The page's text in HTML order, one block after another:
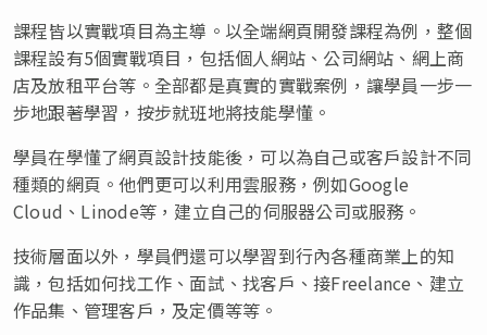
課程皆以實戰項目為主導。以全端網頁開發課程為例，整個
課程設有5個實戰項目，包括個人網站、公司網站、網上商
店及放租平台等。全部都是真實的實戰案例，讓學員一步一
步地跟著學習，按步就班地將技能學懂。
學員在學懂了網頁設計技能後，可以為自己或客戶設計不同
種類的網頁。他們更可以利用雲服務，例如Google
Cloud 、 Linode等，建立自己的伺服器公司或服務。
技術層面以外，學員們還可以學習到行內各種商業上的知
識，包括如何找工作、面試、找客戶、接Freelance、建立
作品集、管理客戶，及定價等等。